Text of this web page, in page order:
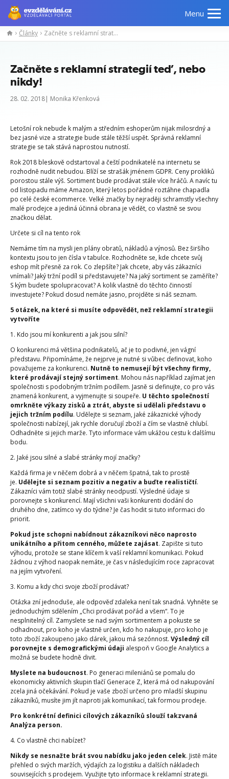
Menu
Články Začněte s reklamní strategií teď, nebo nikdy!
Začněte s reklamní strategií teď, nebo
nikdy!
28. 02. 2018| Monika Křenková
Letošní rok nebude k malým a středním eshoperům nijak milosrdný a
bez jasné vize a strategie bude stále těžší uspět. Správná reklamní
strategie se tak stává naprostou nutností.
Rok 2018 bleskově odstartoval a čeští podnikatelé na internetu se
rozhodně nudit nebudou. Blíží se strašák jménem GDPR. Ceny prokliků
porostou stále výš. Sortiment bude prodávat stále více hráčů. A navíc tu
od listopadu máme Amazon, který letos pořádně roztáhne chapadla
po celé české ecommerce. Velké značky by nejraději schramstly všechny
malé prodejce a jediná účinná obrana je vědět, co vlastně se svou
značkou dělat.
Určete si cíl na tento rok
Nemáme tím na mysli jen plány obratů, nákladů a výnosů. Bez širšího
kontextu jsou to jen čísla v tabulce. Rozhodněte se, kde chcete svůj
eshop mít přesně za rok. Co zlepšíte? Jak chcete, aby vás zákazníci
vnímali? Jaký tržní podíl si představujete? Na jaký sortiment se zaměříte?
S kým budete spolupracovat? A kolik vlastně do těchto činností
investujete? Pokud dosud nemáte jasno, projděte si náš seznam.
5 otázek, na které si musíte odpovědět, než reklamní strategii
vytvoříte
1. Kdo jsou mí konkurenti a jak jsou silní?
O konkurenci má většina podnikatelů, ač je to podivné, jen vágní
představu. Připomínáme, že nejprve je nutné si vůbec definovat, koho
považujeme za konkurenci. Nutně to nemusejí být všechny firmy,
které prodávají stejný sortiment. Mohou nás například zajímat jen
společnosti s podobným tržním podílem. Jasně si definujte, co pro vás
znamená konkurent, a vyjmenujte si soupeře. U těchto společností
omrkněte výkazy zisků a ztrát, abyste si udělali představu o
jejich tržním podílu. Udělejte si seznam, jaké zákaznické výhody
společnosti nabízejí, jak rychle doručují zboží a čím se vlastně chlubí.
Odhadněte si jejich marže. Tyto informace vám ukážou cestu k dalšímu
bodu.
2. Jaké jsou silné a slabé stránky mojí značky?
Každá firma je v něčem dobrá a v něčem špatná, tak to prostě
je. Udělejte si seznam pozitiv a negativ a buďte realističtí.
Zákazníci vám totiž slabé stránky neodpustí. Výsledné údaje si
porovnejte s konkurencí. Mají všichni vaši konkurenti dodání do
druhého dne, zatímco vy do týdne? Je čas hodit si tuto informaci do
priorit.
Pokud jste schopni nabídnout zákazníkovi něco naprosto
unikátního a přitom cenného, můžete zajásat. Zapište si tuto
výhodu, protože se stane klíčem k vaší reklamní komunikaci. Pokud
žádnou z výhod naopak nemáte, je čas v následujícím roce zapracovat
na jejím vytvoření.
3. Komu a kdy chci svoje zboží prodávat?
Otázka zní jednoduše, ale odpověď zdaleka není tak snadná. Vyhněte se
jednoduchým sdělením „Chci prodávat pořád a všem“. To je
nesplnitelný cíl. Zamyslete se nad svým sortimentem a pokuste se
odhadnout, pro koho je vlastně určen, kdo ho nakupuje, pro koho je
toto zboží zakoupeno jako dárek, jakou má sezónnost. Výsledný cíl
porovnejte s demografickými údaji alespoň v Google Analytics a
možná se budete hodně divit.
Myslete na budoucnost. Po generaci mileniánů se pomalu do
ekonomicky aktivních skupin tlačí Generace Z, která má od nakupování
zcela jiná očekávání. Pokud je vaše zboží určeno pro mladší skupinu
zákazníků, musíte jim jít naproti jak komunikací, tak formou prodeje.
Pro konkrétní definici cílových zákazníků slouží takzvaná
Analýza person.
4. Co vlastně chci nabízet?
Nikdy se nesnažte brát svou nabídku jako jeden celek. Jistě máte
přehled o svých maržích, výdajích za logistiku a dalších nákladech
souvisejících s prodejem. Využijte tyto informace k reklamní strategii.